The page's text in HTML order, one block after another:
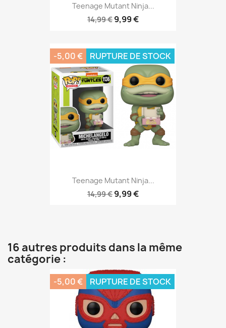
Teenage Mutant Ninja...
14,99 € 9,99 €
Teenage Mutant Ninja...
14,99 € 9,99 €
-5,00 € RUPTURE DE STOCK
16 autres produits dans la même
catégorie :
-5,00 € RUPTURE DE STOCK